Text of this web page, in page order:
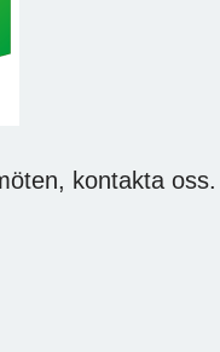
kontakta oss.